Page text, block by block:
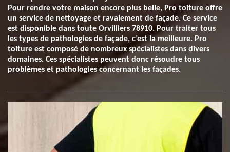
Pour rendre votre maison encore plus belle, Pro toiture offre
un service de nettoyage et ravalement de façade. Ce service
est disponible dans toute Orvilliers 78910. Pour traiter tous
les types de pathologies de façade, c’est la meilleure. Pro
toiture est composé de nombreux spécialistes dans divers
domaines. Ces spécialistes peuvent donc résoudre tous
problèmes et pathologies concernant les façades.